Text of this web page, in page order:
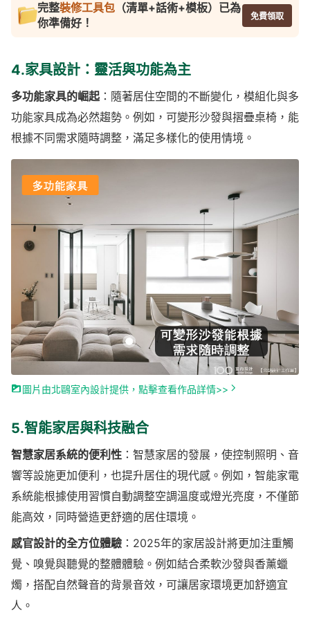
完整裝修工具包 （清單+話術+模板）已為
你準備好！
免費領取
4.家具設計：靈活與功能為主
多功能家具的崛起 ：隨著居住空間的不斷變化，模組化與多
功能家具成為必然趨勢。例如，可變形沙發與摺疊桌椅，能
根據不同需求隨時調整，滿足多樣化的使用情境。
圖片由北鷗室內設計提供，點擊查看作品詳情>>
5.智能家居與科技融合
智慧家居系統的便利性 ：智慧家居的發展，使控制照明、音
響等設施更加便利，也提升居住的現代感。例如，智能家電
系統能根據使用習慣自動調整空調溫度或燈光亮度，不僅節
能高效，同時營造更舒適的居住環境。
感官設計的全方位體驗 ：2025年的家居設計將更加注重觸
覺、嗅覺與聽覺的整體體驗。例如結合柔軟沙發與香薰蠟
燭，搭配自然聲音的背景音效，可讓居家環境更加舒適宜
人。